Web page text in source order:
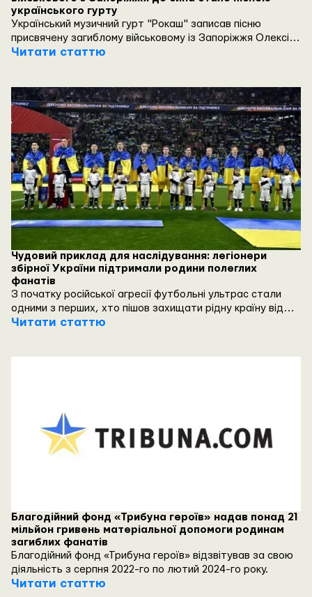
українського гурту
Український музичний гурт "Рокаш" записав пісню
присвячену загиблому військовому із Запоріжжя Олексію
Яніну на позивний Індіанець, який загинув 7 квітня 2022
Читати статтю
Чудовий приклад для наслідування: легіонери
збірної України підтримали родини полеглих
фанатів
З початку російської агресії футбольні ультрас стали
одними з перших, хто пішов захищати рідну країну від
окупантів. На жаль, багато з них повернулися з бойових
Читати статтю
Благодійний фонд «Трибуна героїв» надав понад 21
мільйон гривень матеріальної допомоги родинам
загиблих фанатів
Благодійний фонд «Трибуна героїв» відзвітував за свою
діяльність з серпня 2022-го по лютий 2024-го року.
Читати статтю